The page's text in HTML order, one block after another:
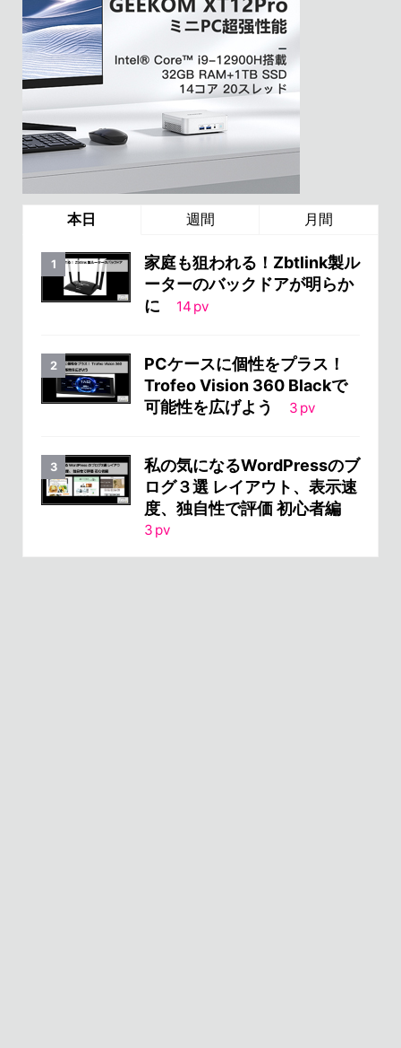
本日 週間 月間
家庭も狙われる！Zbtlink製ル
ーターのバックドアが明らか
に
14 pv
PCケースに個性をプラス！
Trofeo Vision 360 Blackで
可能性を広げよう
3 pv
私の気になるWordPressのブ
ログ３選 レイアウト、表示速
度、独自性で評価 初心者編
3 pv